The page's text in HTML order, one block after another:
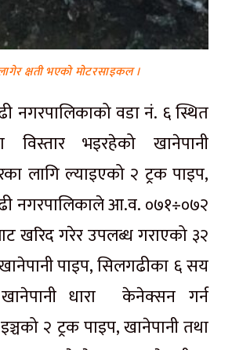
क्षती भएको मोटरसाइकल ।
नगरपालिकाको वडा नं. ६ स्थित
विस्तार भइरहेको खानेपानी
लागि ल्याइएको २ ट्रक पाइप,
नगरपालिकाले आ.व. ०७१÷०७२
खरिद गरेर उपलब्ध गराएको ३२
पाइप, सिलगढीका ६ सय
धारा केनेक्सन गर्न
२ ट्रक पाइप, खानेपानी तथा